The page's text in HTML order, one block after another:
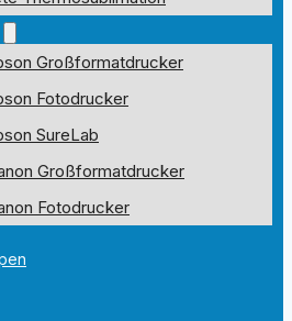
Großformatdrucker
Fotodrucker
SureLab
Großformatdrucker
Fotodrucker